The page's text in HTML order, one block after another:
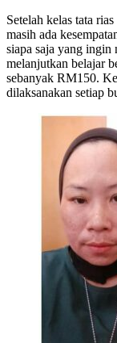
Setelah kelas tata
masih ada
siapa saja yang ingin
melanjutkan belajar
sebanyak RM150.
dilaksanakan setiap